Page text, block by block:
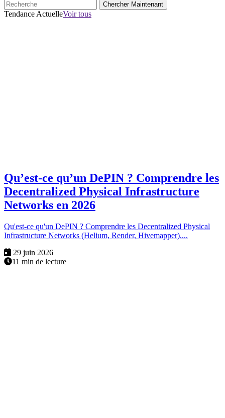
Chercher Maintenant
Tendance ActuelleVoir tous
Qu’est-ce qu’un DePIN ? Comprendre les
Decentralized Physical Infrastructure
Networks en 2026
Qu'est-ce qu'un DePIN ? Comprendre les Decentralized Physical
Infrastructure Networks (Helium, Render, Hivemapper)....
29 juin 2026
11 min de lecture